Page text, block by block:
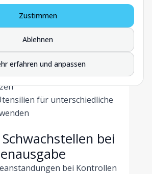
notieren
kurz halten und lieber öfter
verteilt bleibt
und vor dem Zugriff durch
für unterschiedliche
bei
bei Kontrollen
erfahren und anpassen
Ablehnen
Zustimmen